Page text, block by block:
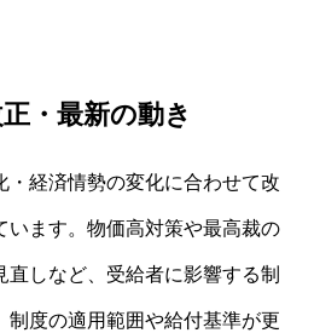
・最新の動き
・経済情勢の変化に合わせて改
います。物価高対策や最高裁の
直しなど、受給者に影響する制
制度の適用範囲や給付基準が更